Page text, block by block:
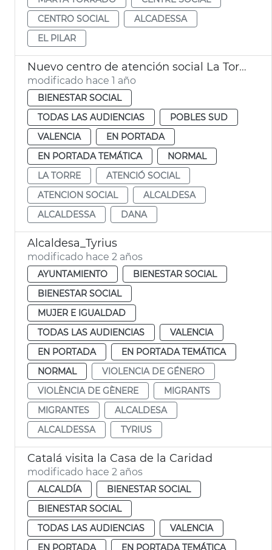
CENTRO SOCIAL
ALCADESSA
EL PILAR
Nuevo centro de atención social La Torre
modificado hace 1 año
BIENESTAR SOCIAL
TODAS LAS AUDIENCIAS
POBLES SUD
VALENCIA
EN PORTADA
EN PORTADA TEMÁTICA
NORMAL
LA TORRE
ATENCIÓ SOCIAL
ATENCION SOCIAL
ALCALDESA
ALCALDESSA
DANA
Alcaldesa_Tyrius
modificado hace 2 años
AYUNTAMIENTO
BIENESTAR SOCIAL
BIENESTAR SOCIAL
MUJER E IGUALDAD
TODAS LAS AUDIENCIAS
VALENCIA
EN PORTADA
EN PORTADA TEMÁTICA
NORMAL
VIOLENCIA DE GÉNERO
VIOLÈNCIA DE GÈNERE
MIGRANTS
MIGRANTES
ALCALDESA
ALCALDESSA
TYRIUS
Catalá visita la Casa de la Caridad
modificado hace 2 años
ALCALDÍA
BIENESTAR SOCIAL
BIENESTAR SOCIAL
TODAS LAS AUDIENCIAS
VALENCIA
EN PORTADA
EN PORTADA TEMÁTICA